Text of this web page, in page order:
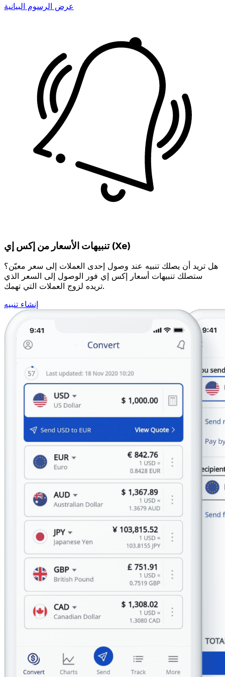
عرض الرسوم البيانية
تنبيهات الأسعار من إكس إي (Xe)
هل تريد أن يصلك تنبيه عند وصول إحدى العملات إلى سعر معيّن؟
ستصلك تنبيهات أسعار إكس إي فور الوصول إلى السعر الذي
تريده لزوج العملات التي تهمك.
إنشاء تنبيه